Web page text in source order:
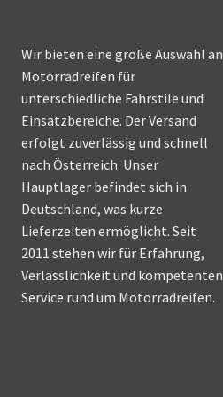
Wir bieten eine große Auswahl an
Motorradreifen für
unterschiedliche Fahrstile und
Einsatzbereiche. Der Versand
erfolgt zuverlässig und schnell
nach Österreich. Unser
Hauptlager befindet sich in
Deutschland, was kurze
Lieferzeiten ermöglicht. Seit
2011 stehen wir für Erfahrung,
Verlässlichkeit und kompetenten
Service rund um Motorradreifen.